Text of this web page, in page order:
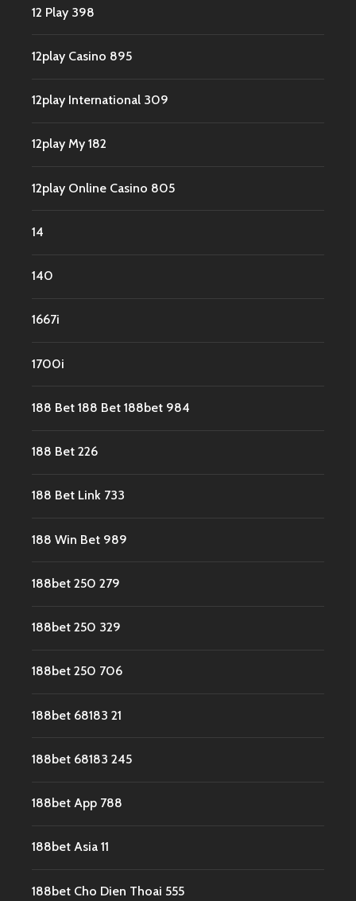
12 Play 398
12play Casino 895
12play International 309
12play My 182
12play Online Casino 805
14
140
1667i
1700i
188 Bet 188 Bet 188bet 984
188 Bet 226
188 Bet Link 733
188 Win Bet 989
188bet 250 279
188bet 250 329
188bet 250 706
188bet 68183 21
188bet 68183 245
188bet App 788
188bet Asia 11
188bet Cho Dien Thoai 555